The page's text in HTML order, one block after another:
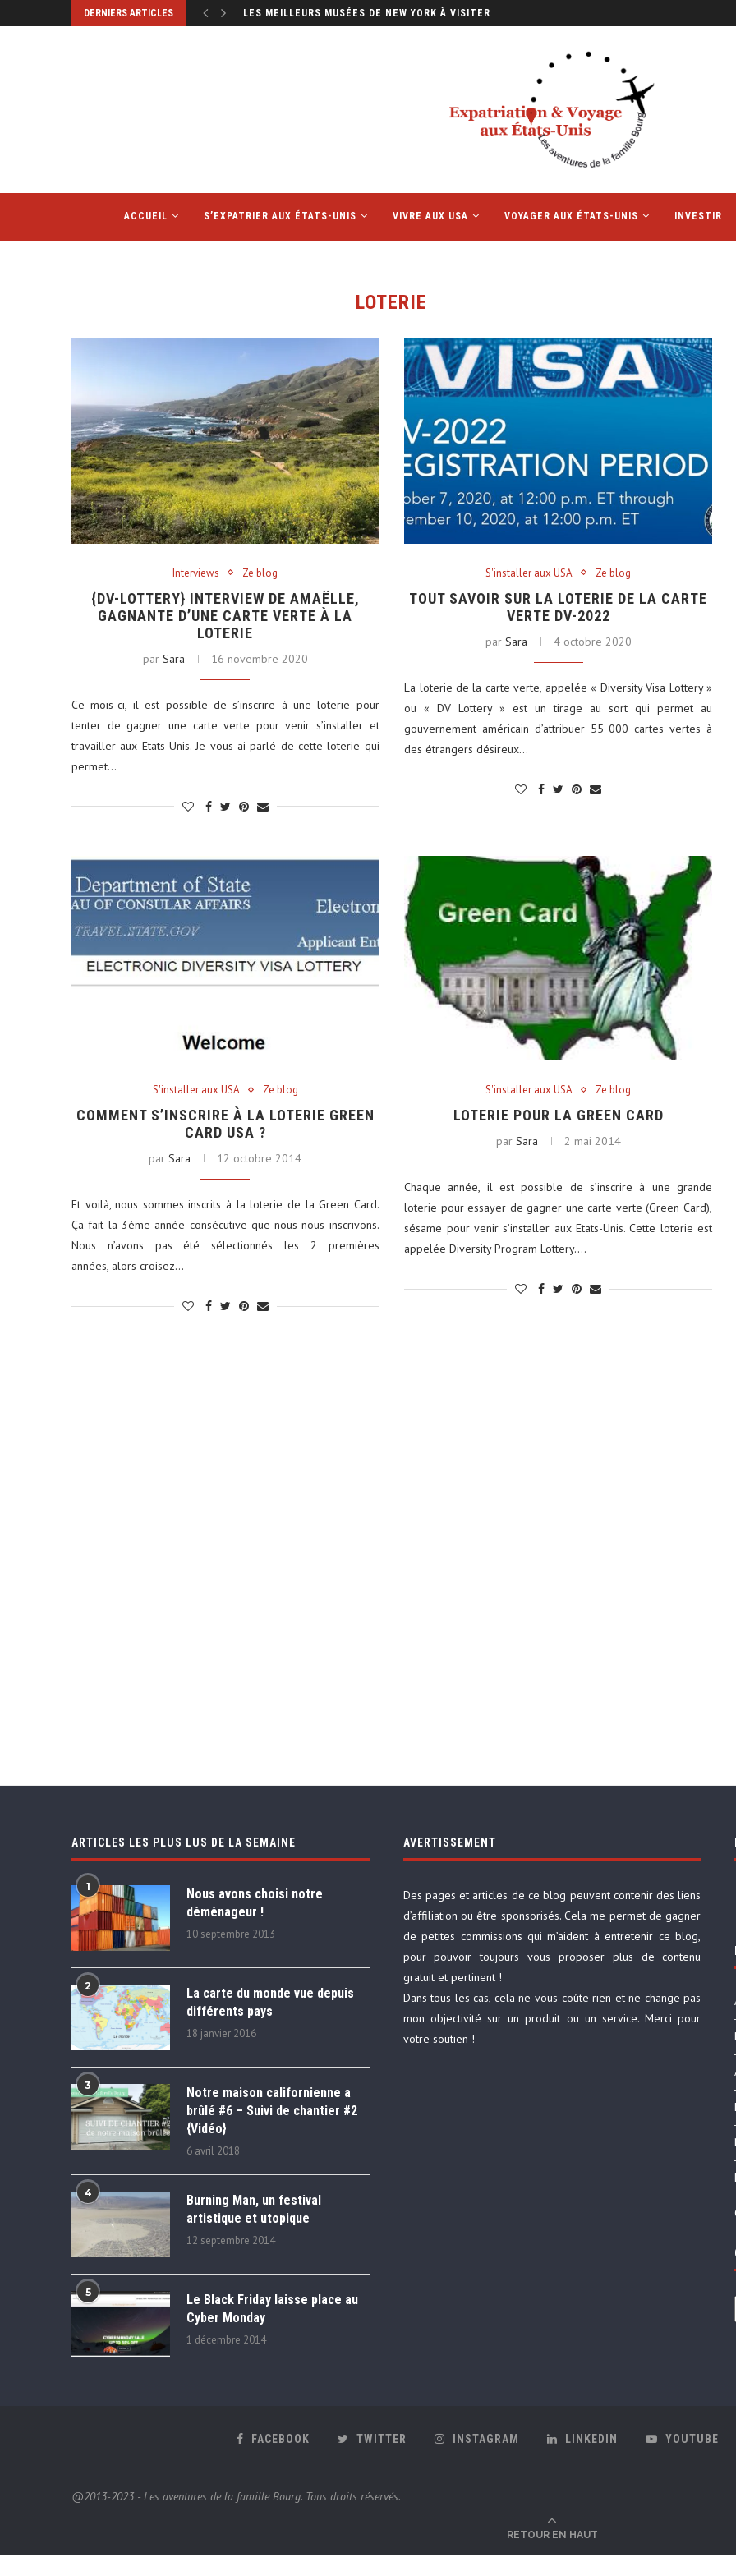
DERNIERS ARTICLES LES MEILLEURS MUSÉES DE NEW YORK À VISITER
ACCUEIL S’EXPATRIER AUX ÉTATS-UNIS VIVRE AUX USA VOYAGER AUX ÉTATS-UNIS INVESTIR
LOTERIE
Interviews Ze blog
{DV-LOTTERY} INTERVIEW DE AMAËLLE,
GAGNANTE D’UNE CARTE VERTE À LA
LOTERIE
par Sara 16 novembre 2020
Ce mois-ci, il est possible de s’inscrire à une loterie pour
tenter de gagner une carte verte pour venir s’installer et
travailler aux Etats-Unis. Je vous ai parlé de cette loterie qui
permet…
S'installer aux USA Ze blog
TOUT SAVOIR SUR LA LOTERIE DE LA CARTE
VERTE DV-2022
par Sara 4 octobre 2020
La loterie de la carte verte, appelée « Diversity Visa Lottery »
ou « DV Lottery » est un tirage au sort qui permet au
gouvernement américain d’attribuer 55 000 cartes vertes à
des étrangers désireux…
S'installer aux USA Ze blog
COMMENT S’INSCRIRE À LA LOTERIE GREEN
CARD USA ?
parSara 12 octobre 2014
Et voilà, nous sommes inscrits à la loterie de la Green Card.
Ça fait la 3ème année consécutive que nous nous inscrivons.
Nous n’avons pas été sélectionnés les 2 premières
années, alors croisez…
S'installer aux USA Ze blog
LOTERIE POUR LA GREEN CARD
par Sara 2 mai 2014
Chaque année, il est possible de s’inscrire à une grande
loterie pour essayer de gagner une carte verte (Green Card),
sésame pour venir s’installer aux Etats-Unis. Cette loterie est
appelée Diversity Program Lottery.…
photos : le petit format
29 décembre 2025
Louer une voiture aux États-Unis : 8
conseils...
4 juin 2025
Découvrez le monde autrement avec
Evaneos : voyagez...
2 décembre 2024
ARTICLES LES PLUS LUS DE LA SEMAINE
1
Nous avons choisi notre
déménageur !
10 septembre 2013
2
La carte du monde vue depuis
différents pays
18 janvier 2016
3
Notre maison californienne a
brûlé #6 – Suivi de chantier #2
{Vidéo}
6 avril 2018
4
Burning Man, un festival
artistique et utopique
12 septembre 2014
5
Le Black Friday laisse place au
Cyber Monday
1 décembre 2014
AVERTISSEMENT
Des pages et articles de ce blog peuvent contenir des liens
d’affiliation ou être sponsorisés. Cela me permet de gagner
de petites commissions qui m’aident à entretenir ce blog,
pour pouvoir toujours vous proposer plus de contenu
gratuit et pertinent !
Dans tous les cas, cela ne vous coûte rien et ne change pas
mon objectivité sur un produit ou un service. Merci pour
votre soutien !
FACEBOOK TWITTER INSTAGRAM LINKEDIN YOUTUBE
@2013-2023 - Les aventures de la famille Bourg. Tous droits réservés.
RETOUR EN HAUT